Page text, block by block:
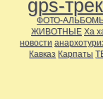
gps-
ФОТО-
ЖИВОТНЫЕ Ха
новости
Кавказ Карпаты